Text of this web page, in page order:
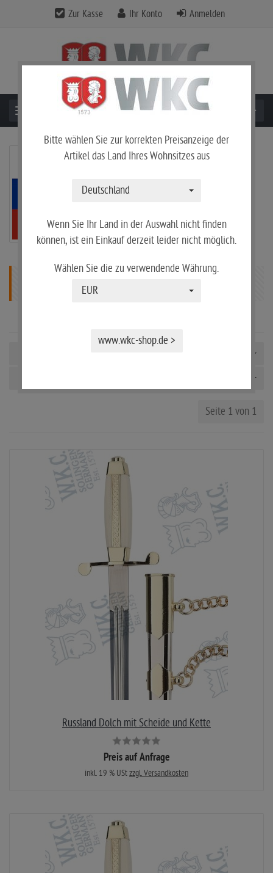
Zur Kasse Ihr Konto Anmelden
Toggle navigation
Seite 1 von 1
Russland Dolch mit Scheide und Kette
Preis auf Anfrage
inkl. 19 % UStzzgl. Versandkosten
Bitte wählen Sie zur korrekten Preisanzeige der
Artikel das Land Ihres Wohnsitzes aus
Deutschland
Wenn Sie Ihr Land in der Auswahl nicht finden
können, ist ein Einkauf derzeit leider nicht möglich.
Wählen Sie die zu verwendende Währung.
EUR
www.wkc-shop.de >